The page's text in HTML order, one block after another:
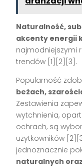
Naturalność,
akcenty energii
najmodniejszymi
trendów [1][2][3].
Popularność
beżach,
Zestawienia
wytchnienia,
ochrach, są
użytkowników
jednoznacznie
naturalnych